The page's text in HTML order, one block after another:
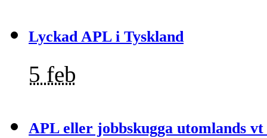
Lyckad APL i Tyskland
5 feb
APL eller jobbskugga utomlands vt